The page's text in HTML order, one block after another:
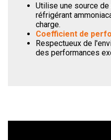
Utilise une source
réfrigérant
charge.
Coefficient de
Respectueux de
des performances